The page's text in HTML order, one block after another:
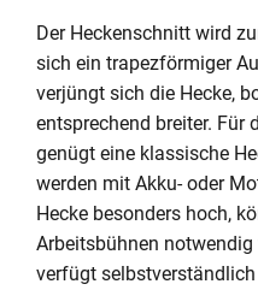
Der Heckenschnitt wird
sich ein trapezförmiger
verjüngt sich die Hecke,
entsprechend breiter. Für
genügt eine klassische
werden mit Akku- oder
Hecke besonders hoch,
Arbeitsbühnen notwendig
verfügt